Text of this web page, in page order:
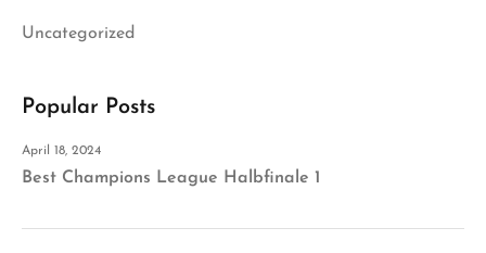
Uncategorized
Popular Posts
April 18, 2024
Best Champions League Halbfinale 1